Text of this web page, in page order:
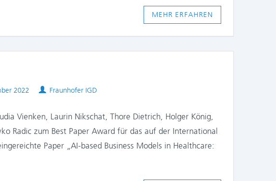
MEHR ERFAHREN
2022 Authors
Fraunhofer IGD
Vienken, Laurin Nikschat, Thore Dietrich, Holger König,
Radic zum Best Paper Award für das auf der International
Paper „AI-based Business Models in Healthcare: